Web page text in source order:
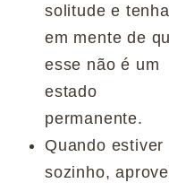
solitude e tenha
em mente de
esse não é um
estado
permanente.
Quando estiver
sozinho,